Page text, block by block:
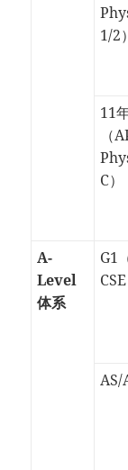
1/2）
11
（
C）
A-
Level
体系
G1
CSE
AS/